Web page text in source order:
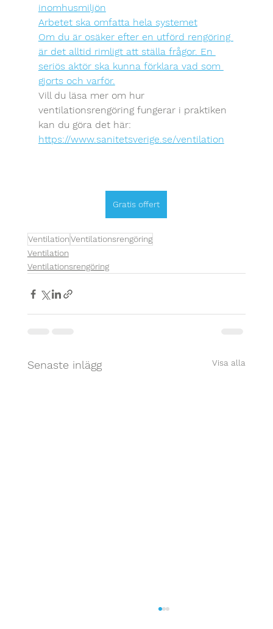
inomhusmiljön
Arbetet ska omfatta hela systemet
Om du är osäker efter en utförd rengöring
är det alltid rimligt att ställa frågor. En
seriös aktör ska kunna förklara vad som
gjorts och varför.
Vill du läsa mer om hur
ventilationsrengöring fungerar i praktiken
kan du göra det här:
https://www.sanitetsverige.se/ventilation
Gratis offert
VentilationVentilationsrengöring
Ventilation
Ventilationsrengöring
Senaste inlägg Visa alla